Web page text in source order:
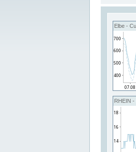
Elbe -
RHEIN -